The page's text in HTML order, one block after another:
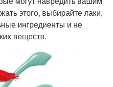
этого, выбирайте лаки,
ингредиенты и не
веществ.